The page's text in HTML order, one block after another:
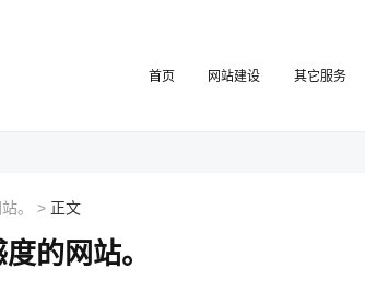
首页 网站建设 其它服务
。 > 正文
的网站。